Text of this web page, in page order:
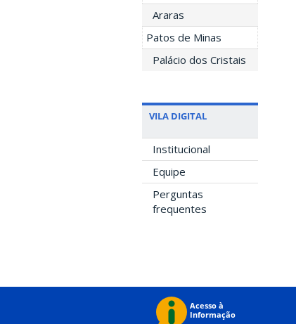
Araras
Patos de Minas
Palácio dos Cristais
VILA DIGITAL
Institucional
Equipe
Perguntas
frequentes